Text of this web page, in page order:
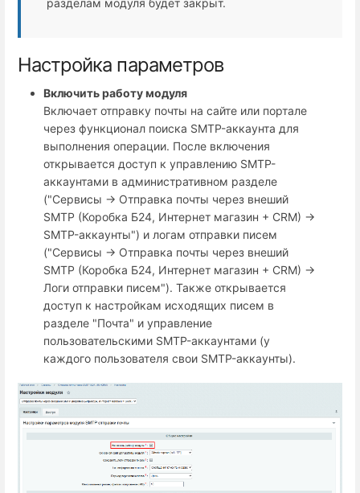
разделам модуля будет закрыт.
Настройка параметров
Включить работу модуля
Включает отправку почты на сайте или портале
через функционал поиска SMTP-аккаунта для
выполнения операции. После включения
открывается доступ к управлению SMTP-
аккаунтами в административном разделе
("Сервисы → Отправка почты через внеший
SMTP (Коробка Б24, Интернет магазин + СRM) →
SMTP-аккаунты") и логам отправки писем
("Сервисы → Отправка почты через внеший
SMTP (Коробка Б24, Интернет магазин + СRM) →
Логи отправки писем"). Также открывается
доступ к настройкам исходящих писем в
разделе "Почта" и управление
пользовательскими SMTP-аккаунтами (у
каждого пользователя свои SMTP-аккаунты).